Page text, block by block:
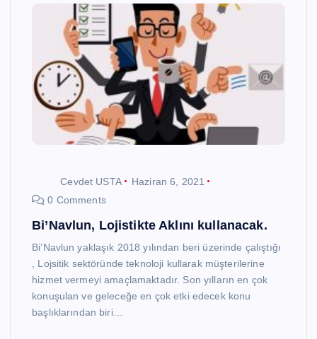
Cevdet USTA
Haziran 6, 2021
0 Comments
Bi’Navlun, Lojistikte Aklını kullanacak.
Bi’Navlun yaklaşık 2018 yılından beri üzerinde çalıştığı
, Lojsitik sektöründe teknoloji kullarak müşterilerine
hizmet vermeyi amaçlamaktadır. Son yılların en çok
konuşulan ve geleceğe en çok etki edecek konu
başlıklarından biri…